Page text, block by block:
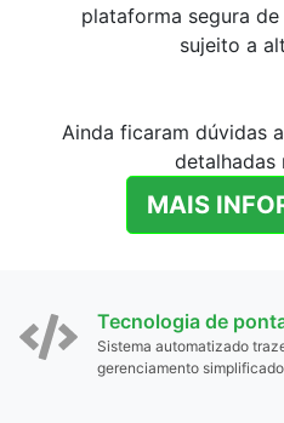
plataforma segura
sujeito a
Ainda ficaram dúvidas
detalhadas
MAIS
Tecnologia de
Sistema automatizado
gerenciamento